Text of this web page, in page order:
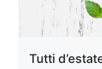
Tutti